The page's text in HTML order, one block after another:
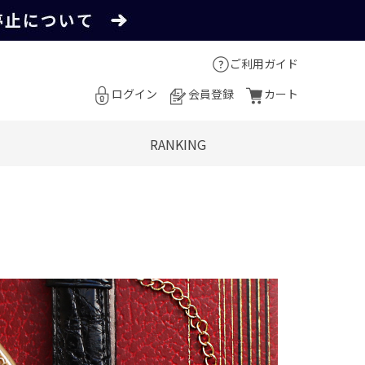
ご利用ガイド
ログイン
会員登録 カート
RANKING